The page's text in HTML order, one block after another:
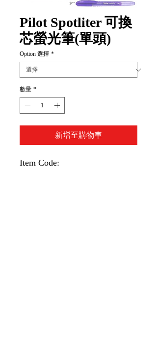
Pilot Spotliter 可換
芯螢光筆(單頭)
Option 選擇 *
數量 *
新增至購物車
Item Code: